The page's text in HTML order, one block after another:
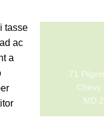
tasse
ac
a
71
Chevy
MD